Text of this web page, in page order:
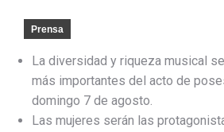
Prensa
La diversidad y riqueza musical
más importantes del acto de
domingo 7 de agosto.
Las mujeres serán las